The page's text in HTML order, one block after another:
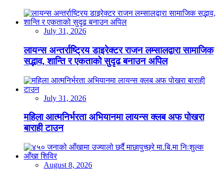
July 31, 2026
लायन्स अन्तर्राष्ट्रिय डाइरेक्टर राजन लम्सालद्वारा सामाजिक
सद्भाव, शान्ति र एकताको सुदृढ बनाउन अपिल
July 31, 2026
महिला आत्मनिर्भरता अभियानमा लायन्स क्लब अफ पोखरा
बाराही टाउन
August 8, 2026